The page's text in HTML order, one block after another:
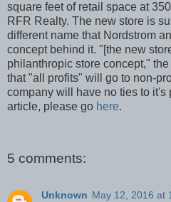
square feet of retail space at
RFR Realty. The new store is
different name that Nordstrom
concept behind it. "[the new
philanthropic store concept,"
that "all profits" will go to non-
company will have no ties to it's
article, please go here.
5 comments:
Unknown May 12, 2016 at